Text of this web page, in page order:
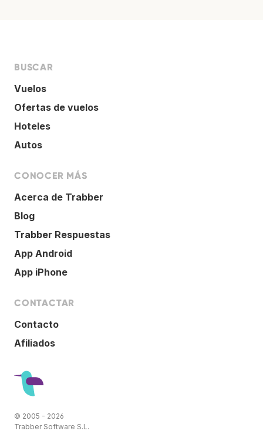
BUSCAR
Vuelos
Ofertas de vuelos
Hoteles
Autos
CONOCER MÁS
Acerca de Trabber
Blog
Trabber Respuestas
App Android
App iPhone
CONTACTAR
Contacto
Afiliados
© 2005 - 2026
Trabber Software S.L.